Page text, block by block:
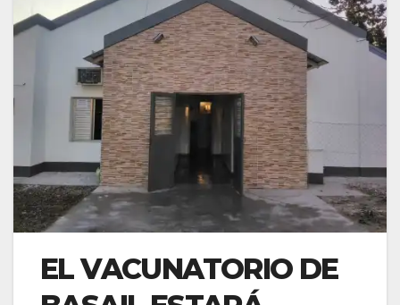
EL VACUNATORIO DE